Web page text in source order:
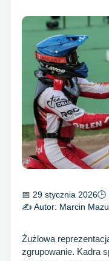
📅 29 stycznia 2026🕒
✍️ Autor: Marcin
Żużlowa
zgrupowanie. Kadra